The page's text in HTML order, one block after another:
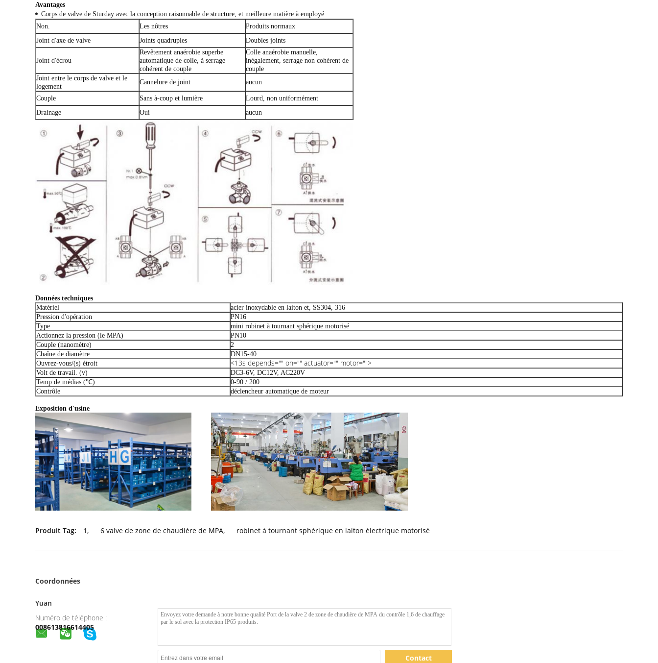
Avantages
Corps de valve de Sturday avec la conception raisonnable de structure, et meilleure matière à employé
Non.
Les nôtres
Produits normaux
Joint d'axe de valve
Joints quadruples Doubles joints
Joint d'écrou
Revêtement anaérobie superbe
automatique de colle, à serrage
cohérent de couple
Colle anaérobie manuelle,
inégalement, serrage non cohérent de
couple
Joint entre le corps de valve et le
logement
Cannelure de joint aucun
Couple Sans à-coup et lumière
Lourd, non uniformément
Drainage
Oui aucun
Données techniques
Matériel
acier inoxydable en laiton et, SS304, 316
Pression d'opération
PN16
Type
mini robinet à tournant sphérique motorisé
Actionnez la pression (le MPA)
PN10
Couple (nanomètre)
2
Chaîne de diamètre
DN15-40
Ouvrez-vous/(s) étroit
<13s depends="" on="" actuator="" motor="">
Volt de travail. (v)
DC3-6V, DC12V, AC220V
Temp de médias (℃)
0-90 / 200
Contrôle
déclencheur automatique de moteur
Exposition d'usine
Produit Tag: 1 , 6 valve de zone de chaudière de MPA, robinet à tournant sphérique en laiton électrique motorisé
Coordonnées
Yuan
Numéro de téléphone :
008613816614405
Contact